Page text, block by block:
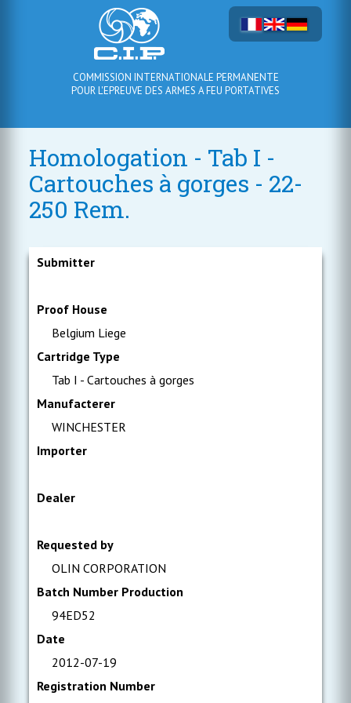
COMMISSION INTERNATIONALE PERMANENTE
POUR L'EPREUVE DES ARMES A FEU PORTATIVES
Homologation - Tab I -
Cartouches à gorges - 22-
250 Rem.
Submitter
Proof House
Belgium Liege
Cartridge Type
Tab I - Cartouches à gorges
Manufacterer
WINCHESTER
Importer
Dealer
Requested by
OLIN CORPORATION
Batch Number Production
94ED52
Date
2012-07-19
Registration Number